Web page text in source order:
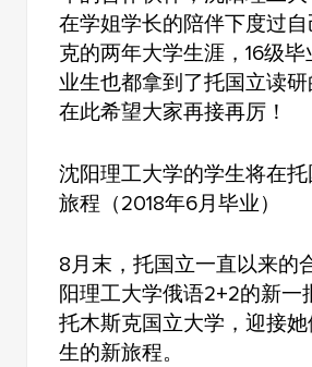
在学姐学长的陪伴下度过
克的两年大学生涯，16级
业生也都拿到了托国立读研
在此希望大家再接再厉！
沈阳理工大学的学生将在
旅程（2018年6月毕业）
8月末，托国立一直以来的
阳理工大学俄语2+2的新一
托木斯克国立大学，迎接
生的新旅程。